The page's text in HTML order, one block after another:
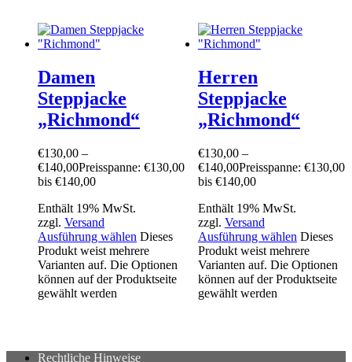
Damen
Steppjacke
„Richmond“
€130,00 –
€140,00Preisspanne: €130,00
bis €140,00
Enthält 19% MwSt.
zzgl. Versand
Ausführung wählen Dieses
Produkt weist mehrere
Varianten auf. Die Optionen
können auf der Produktseite
gewählt werden
Herren
Steppjacke
„Richmond“
€130,00 –
€140,00Preisspanne: €130,00
bis €140,00
Enthält 19% MwSt.
zzgl. Versand
Ausführung wählen Dieses
Produkt weist mehrere
Varianten auf. Die Optionen
können auf der Produktseite
gewählt werden
Rechtliche Hinweise